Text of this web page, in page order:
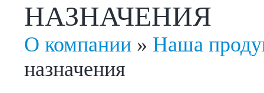
НАЗНАЧЕНИЯ
О компании» Наша
назначения